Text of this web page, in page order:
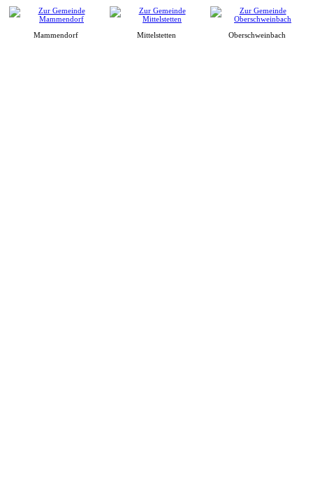
Mammendorf Mittelstetten Oberschweinbach